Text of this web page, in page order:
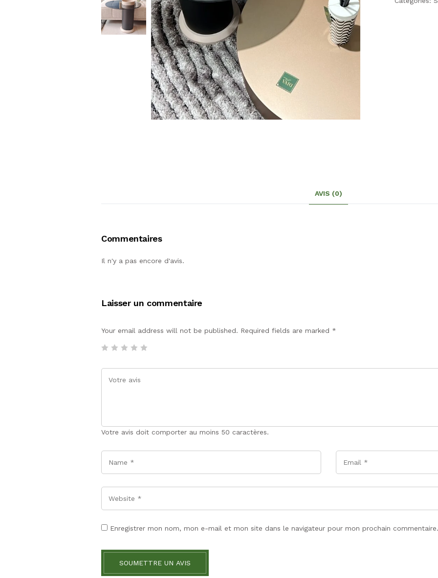
AVIS (0)
Commentaires
Il n'y a pas encore d'avis.
Laisser un commentaire
Your email address will not be published. Required fields are marked *
Votre avis doit comporter au moins 50 caractères.
Enregistrer mon nom, mon e-mail et mon site dans le navigateur pour mon prochain commentaire.
SOUMETTRE UN AVIS